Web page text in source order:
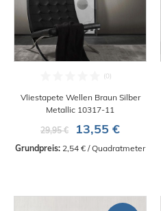
Vliestapete Wellen Braun Silber
Metallic 10317-11
29,95 €
13,55 €
Grundpreis: 2,54 € / Quadratmeter